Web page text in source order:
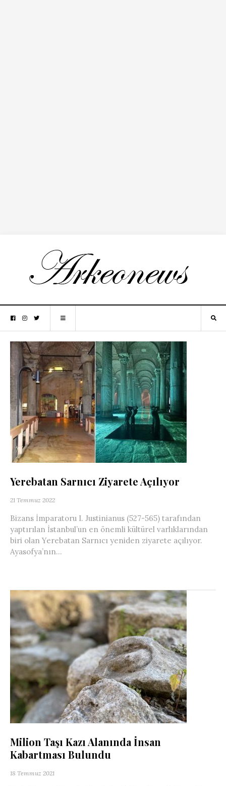
Yerebatan Sarnıcı Ziyarete Açılıyor
21 Temmuz 2022
Bizans İmparatoru I. Justinianus (527-565) tarafından
yaptırılan İstanbul’un en önemli kültürel varlıklarından
biri olan Yerebatan Sarnıcı yeniden ziyarete açılıyor.
Ayasofya’nın...
Milion Taşı Kazı Alanında İnsan
Kabartması Bulundu
18 Temmuz 2021